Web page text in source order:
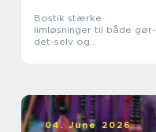
Bostik stærke
limløsninger til både gør-
det-selv og
04. June 2026